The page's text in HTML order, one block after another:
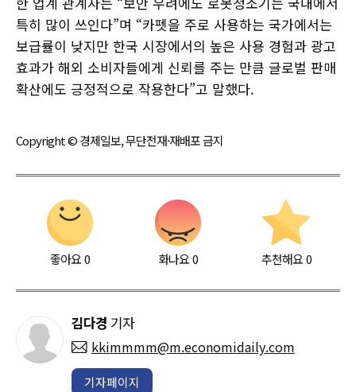
특히 많이 쓰인다”며 “카펫을 주로 사용하는 국가에서는
보급률이 낮지만 한국 시장에서의 높은 사용 경험과 광고
효과가 해외 소비자들에게 신뢰를 주는 만큼 글로벌 판매
확산에도 긍정적으로 작용한다”고 말했다.
Copyright © 경제일보, 무단전재·재배포 금지
좋아요0 화나요0 추천해요 0
김다경 기자
kkimmmm@m.economidaily.com
기자페이지